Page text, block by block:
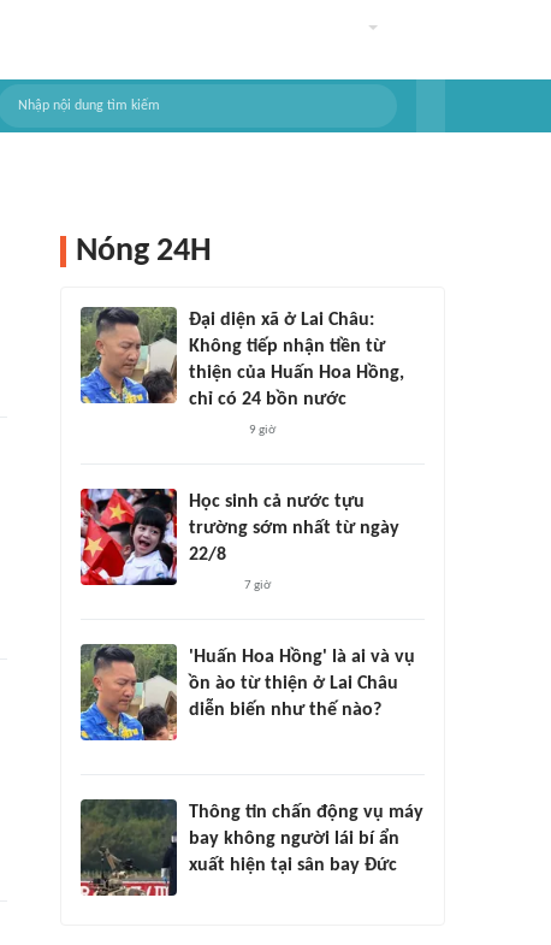
Nóng 24H
Đại diện xã ở Lai Châu:
Không tiếp nhận tiền từ
thiện của Huấn Hoa Hồng,
chỉ có 24 bồn nước
9 giờ
Học sinh cả nước tựu
trường sớm nhất từ ngày
22/8
7 giờ
'Huấn Hoa Hồng' là ai và vụ
ồn ào từ thiện ở Lai Châu
diễn biến như thế nào?
Thông tin chấn động vụ máy
bay không người lái bí ẩn
xuất hiện tại sân bay Đức